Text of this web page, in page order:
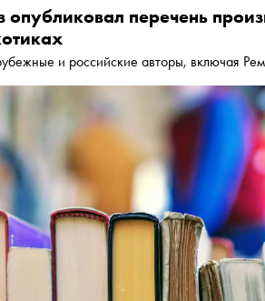
перечень
и российские авторы, включая